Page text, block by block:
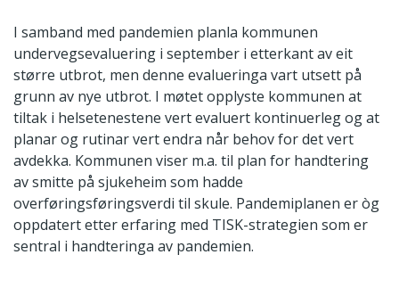
I samband med pandemien planla kommunen
undervegsevaluering i september i etterkant av eit
større utbrot, men denne evalueringa vart utsett på
grunn av nye utbrot. I møtet opplyste kommunen at
tiltak i helsetenestene vert evaluert kontinuerleg og at
planar og rutinar vert endra når behov for det vert
avdekka. Kommunen viser m.a. til plan for handtering
av smitte på sjukeheim som hadde
overføringsføringsverdi til skule. Pandemiplanen er òg
oppdatert etter erfaring med TISK-strategien som er
sentral i handteringa av pandemien.